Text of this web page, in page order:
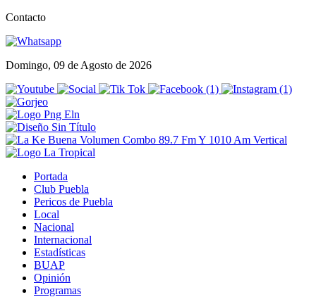
Contacto
Domingo, 09 de Agosto de 2026
Portada
Club Puebla
Pericos de Puebla
Local
Nacional
Internacional
Estadísticas
BUAP
Opinión
Programas